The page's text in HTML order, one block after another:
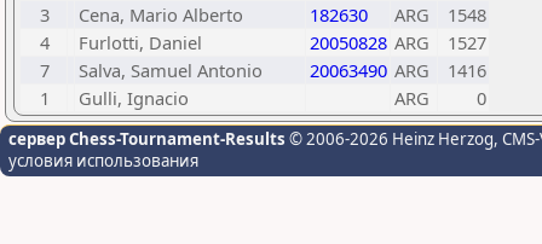
3
Cena, Mario Alberto 182630 ARG
1548
4
Furlotti, Daniel 20050828 ARG
1527
7
Salva, Samuel Antonio 20063490 ARG
1416
1
Gulli, Ignacio ARG 0
сервер Chess-Tournament-Results © 2006-2026 Heinz Herzog,
условия использования